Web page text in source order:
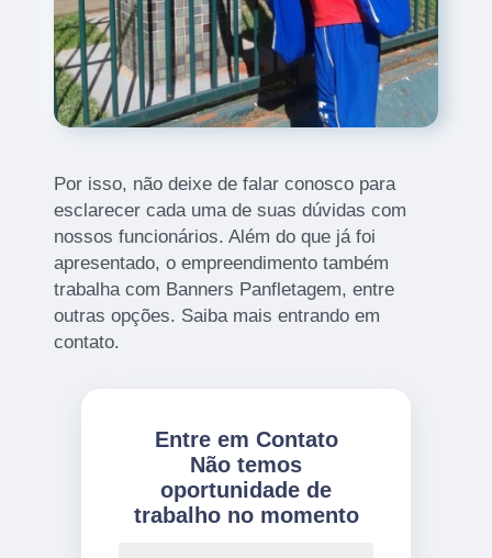
Por isso, não deixe de falar conosco para
esclarecer cada uma de suas dúvidas com
nossos funcionários. Além do que já foi
apresentado, o empreendimento também
trabalha com Banners Panfletagem, entre
outras opções. Saiba mais entrando em
contato.
Entre em Contato
Não temos
oportunidade de
trabalho no momento